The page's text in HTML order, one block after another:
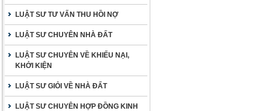
LUẬT SƯ TƯ VẤN THU HỒI NỢ
LUẬT SƯ CHUYÊN NHÀ ĐẤT
LUẬT SƯ CHUYÊN VỀ KHIẾU NẠI,
KHỞI KIỆN
LUẬT SƯ GIỎI VỀ NHÀ ĐẤT
LUẬT SƯ CHUYÊN HỢP ĐỒNG KINH